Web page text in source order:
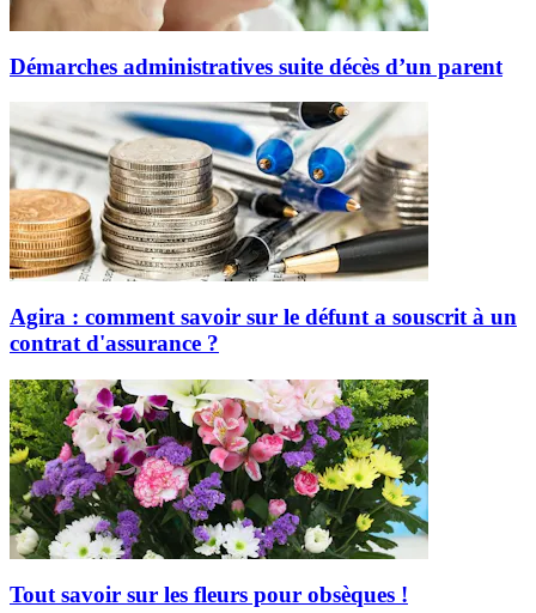
Démarches administratives suite décès d’un parent
Agira : comment savoir sur le défunt a souscrit à un
contrat d'assurance ?
Tout savoir sur les fleurs pour obsèques !